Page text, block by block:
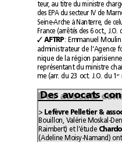
 AFTRP
me (arr. du 23 oct. J.O. du 1 er
>
Raimbert) et l’étude